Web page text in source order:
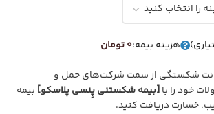
شکستگی از سمت شرکت‌های حمل و
خود را با[بیمه شکستنی پِنسی پلاسکو] بیمه
خسارت دریافت کنید.
هزینه بیمه:0 تومان